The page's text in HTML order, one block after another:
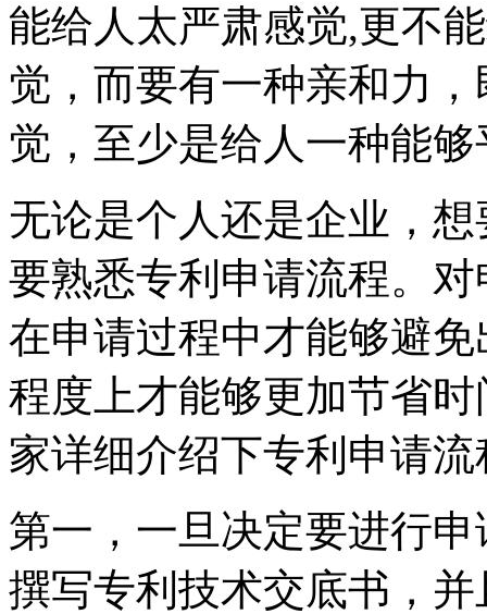
能给人太严肃感觉,更不
觉，而要有一种亲和力
觉，至少是给人一种能
无论是个人还是企业，
要熟悉专利申请流程。
在申请过程中才能够避
程度上才能够更加节省
家详细介绍下专利申请
第一，一旦决定要进行
撰写专利技术交底书，